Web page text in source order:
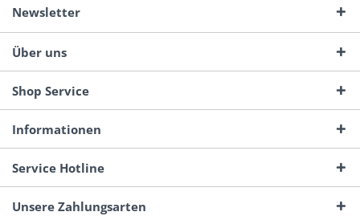
Newsletter
Über uns
Shop Service
Informationen
Service Hotline
Unsere Zahlungsarten